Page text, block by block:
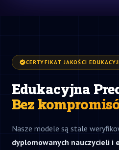
CERTYFIKAT JAKOŚCI
Edukacyjna
Bez
Nasze modele są stale
dyplomowanych nauczycieli i